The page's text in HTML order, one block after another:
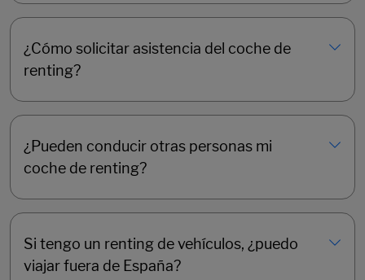
¿Cómo solicitar asistencia del coche de
renting?
¿Pueden conducir otras personas mi
coche de renting?
Si tengo un renting de vehículos, ¿puedo
viajar fuera de España?